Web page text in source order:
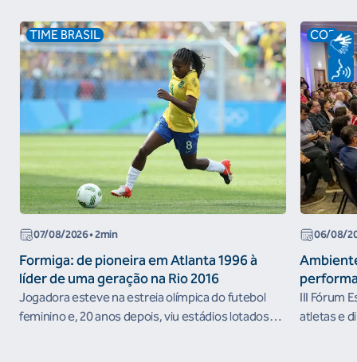
TIME BRASIL
07/08/2026• 2min
Formiga: de pioneira em Atlanta 1996 à
líder de uma geração na Rio 2016
Jogadora esteve na estreia olímpica do futebol
feminino e, 20 anos depois, viu estádios lotados
COB
06/08/
III Fórum
atletas e